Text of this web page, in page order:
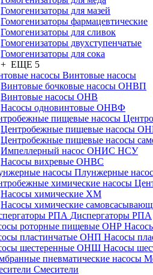
Гомогенизаторы для мазей
Гомогенизаторы фармацевтические
Гомогенизаторы для сливок
Гомогенизаторы двухступенчатые
Гомогенизаторы для сока
+ ЕЩЕ 5
Винтовые насосы
Винтовые бочковые насосы ОНВП
Винтовые насосы ОНВ
Насосы одновинтовые ОНВФ
Центробежные пищевые насосы
Центробежные пищевые насосы
Импеллерный насос ОНИС НСУ
Насосы вихревые ОНВС
Плунжерные
Насосы химические ХМ
Насосы химические
Диспергаторы РПА
Насосы
Насосы
Смесители